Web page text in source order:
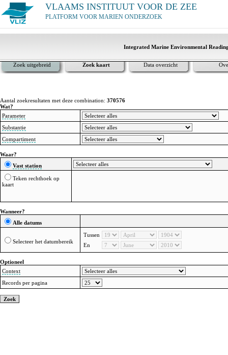
VLAAMS INSTITUUT VOOR DE ZEE
PLATFORM VOOR MARIEN ONDERZOEK
Integrated Marine Environmental
Zoek uitgebreid Zoek kaart Data overzicht
Aantal zoekresultaten met deze combination: 370576
Wat?
Parameter
Substantie
Compartiment
Waar?
Vast station
Teken rechthoek op
kaart
Wanneer?
Alle datums
Selecteer het datumbereik
Tussen
En
Optioneel
Context
Records per pagina